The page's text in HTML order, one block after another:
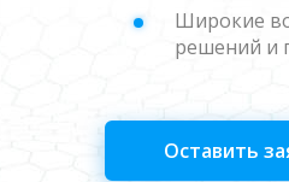
Широкие
решений и
Оставить